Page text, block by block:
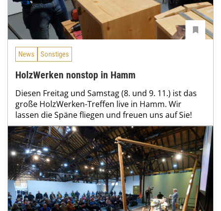
News Sonstiges
HolzWerken nonstop in Hamm
Diesen Freitag und Samstag (8. und 9. 11.) ist das
große HolzWerken-Treffen live in Hamm. Wir
lassen die Späne fliegen und freuen uns auf Sie!